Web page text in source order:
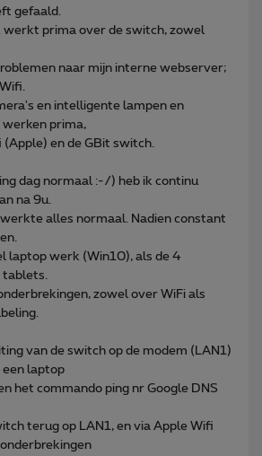
gefaald.
werkt prima over de switch, zowel
naar mijn interne webserver;
en intelligente lampen en
prima,
en de GBit switch.
dag normaal :-/) heb ik continu
na 9u.
alles normaal. Nadien constant
laptop werk (Win10), als de 4
zowel over WiFi als
van de switch op de modem (LAN1)
een laptop
het commando ping nr Google DNS
terug op LAN1, en via Apple Wifi